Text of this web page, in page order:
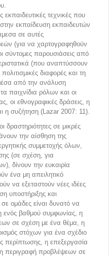
τεχνικές που
εκπαίδευση εκπαιδευτών
σε αυτές
(για να χαρτογραφηθούν
σύντομες παρουσιάσεις από
(που αναπτύσσουν
διαφορές και τη
από την ανάλυση
παιχνίδια ρόλων και οι
οι εθνογραφικές δράσεις, η
η συζήτηση (Lazar 2007: 11).
δραστηριότητες σε μικρές
την αίσθηση της
συμμετοχής όλων,
(σε σχέση, για
δίνουν την ευκαιρία
ένα μη απειλητικό
να εξεταστούν νέες ιδέες
υποστήριξης και
ομάδες είναι δυνατό να
ενός βαθμού συμφωνίας, η
σε σχέση με ένα θέμα, η
στόχων για ένα σχέδιο
περίπτωσης, η επεξεργασία
περιγραφή προβλέψεων σε